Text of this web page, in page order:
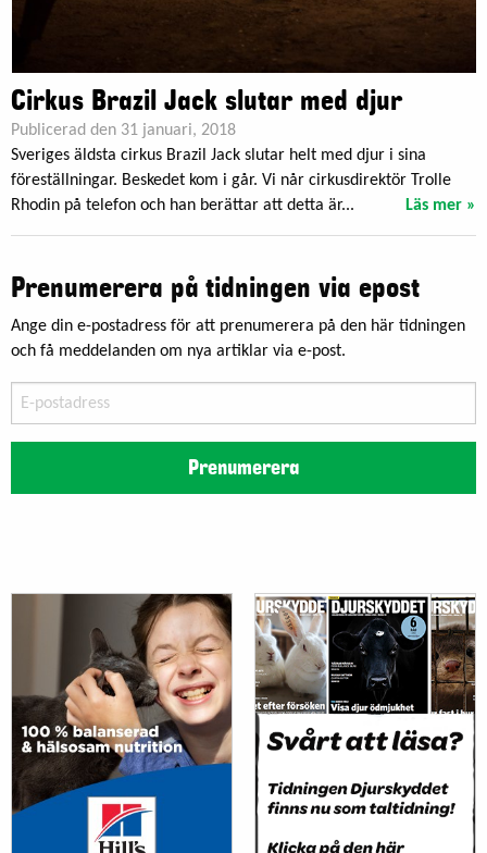
Cirkus Brazil Jack slutar med djur
Publicerad den 31 januari, 2018
Sveriges äldsta cirkus Brazil Jack slutar helt med djur i sina
föreställningar. Beskedet kom i går. Vi når cirkusdirektör Trolle
Rhodin på telefon och han berättar att detta är...
Läs mer »
Prenumerera på tidningen via epost
Ange din e-postadress för att prenumerera på den här tidningen
och få meddelanden om nya artiklar via e-post.
postadress
Prenumerera